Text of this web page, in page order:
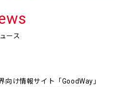
ース
向け情報サイト「GoodWay」